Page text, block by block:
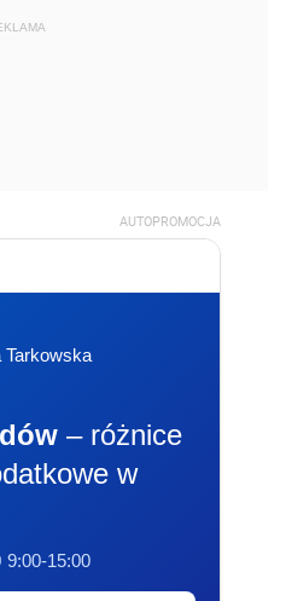
AUTOPROMOCJA
Tarkowska
– różnice
w
9:00-15:00